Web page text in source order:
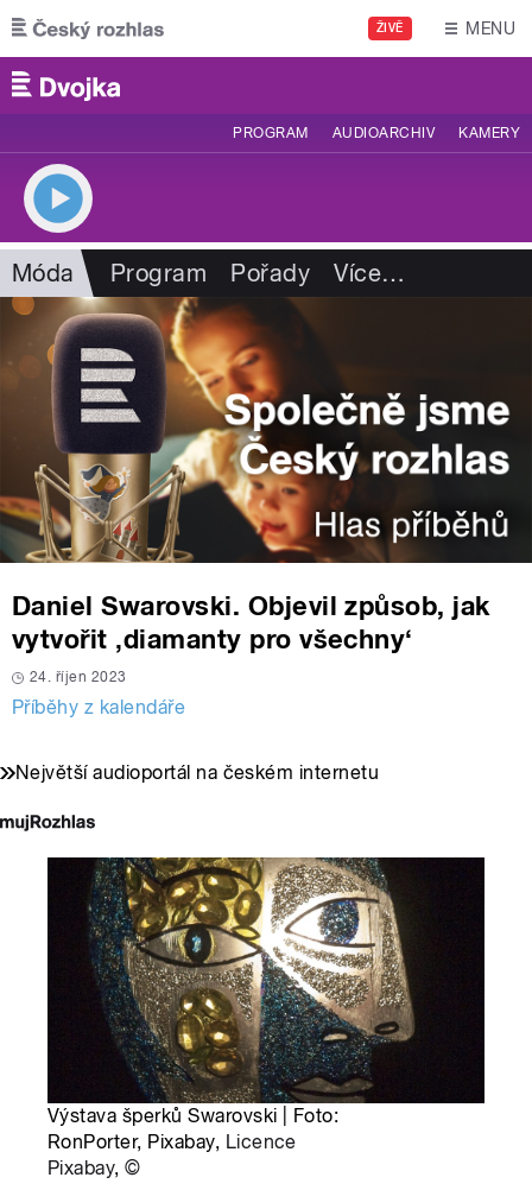
Přejít k hlavnímu obsahu
ŽIVĚ MENU
PROGRAM AUDIOARCHIV KAMERY
Móda Program Pořady Více…
Daniel Swarovski. Objevil způsob, jak
vytvořit ‚diamanty pro všechny‘
24. říjen 2023
Příběhy z kalendáře
Největší audioportál na českém internetu
Výstava šperků Swarovski | Foto:
RonPorter, Pixabay, Licence
Pixabay,©